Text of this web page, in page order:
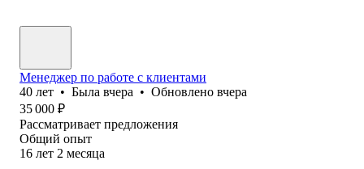
Менеджер по работе с клиентами
40 лет • Была вчера • Обновлено вчера
35 000 ₽
Рассматривает предложения
Общий опыт
16 лет 2 месяца